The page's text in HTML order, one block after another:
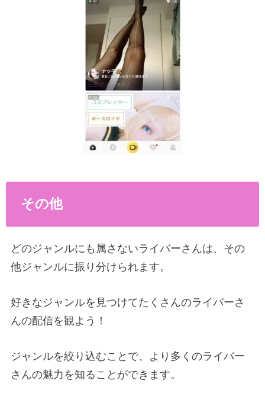
その他
どのジャンルにも属さないライバーさんは、その
他ジャンルに振り分けられます。
好きなジャンルを見つけてたくさんのライバーさ
んの配信を観よう！
ジャンルを絞り込むことで、より多くのライバー
さんの魅力を知ることができます。